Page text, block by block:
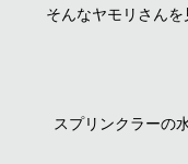
そんなヤモリさん
スプリンクラーの